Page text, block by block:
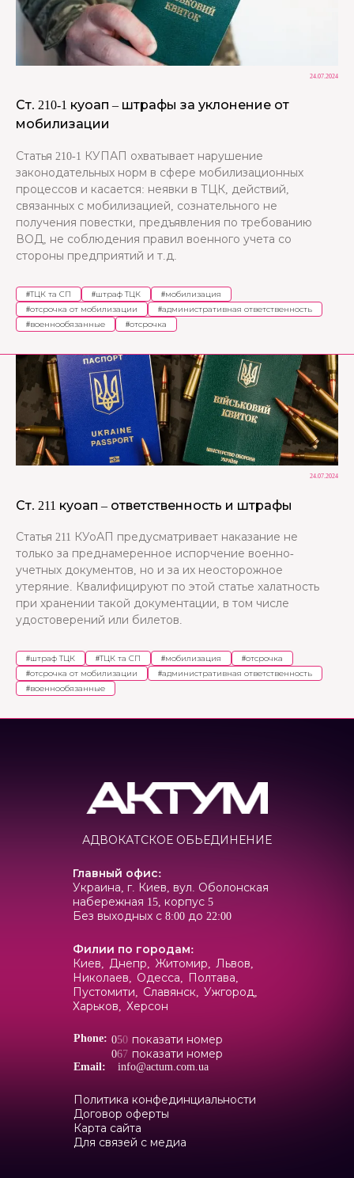
24.07.2024
Ст. 210-1 куоап – штрафы за уклонение от
мобилизации
Статья 210-1 КУПАП охватывает нарушение
законодательных норм в сфере мобилизационных
процессов и касается: неявки в ТЦК, действий,
связанных с мобилизацией, сознательного не
получения повестки, предъявления по требованию
ВОД, не соблюдения правил военного учета со
стороны предприятий и т.д.
#ТЦК та СП #штраф ТЦК #мобилизация
#отсрочка от мобилизации #административная ответственность
#военнообязанные #отсрочка
24.07.2024
Ст. 211 куоап – ответственность и штрафы
Статья 211 КУоАП предусматривает наказание не
только за преднамеренное испорчение военно-
учетных документов, но и за их неосторожное
утеряние. Квалифицируют по этой статье халатность
при хранении такой документации, в том числе
удостоверений или билетов.
#штраф ТЦК #ТЦК та СП #мобилизация #отсрочка
#отсрочка от мобилизации #административная ответственность
#военнообязанные
АДВОКАТСКОЕ ОБЬЕДИНЕНИЕ
Главный офис:
Украина, г. Киев, вул. Оболонская
набережная 15, корпус 5
Без выходных с 8:00 до 22:00
Филии по городам:
Киев, Днепр, Житомир, Львов,
Николаев, Одесса,
Полтава,
Пустомити, Славянск, Ужгород,
Харьков, Херсон
Phone: 050 показати номер
067 показати номер
Email:
info@actum.com.ua
Политика конфединциальности
Договор оферты
Карта сайта
Для связей с медиа